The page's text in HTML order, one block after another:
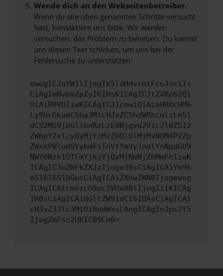
Wende dich an den Webseitenbetreiber.
Wenn du alle oben genannten Schritte versucht
hast, kontaktiere uns bitte. Wir werden
versuchen, das Problem zu beheben. Du kannst
uns diesen Text schicken, um uns bei der
Fehlersuche zu unterstützen:
ewogICJuYW1lIjogIk5ldHdvcmtFcnJvciIs
CiAgImNvbmZpZyI6IHsKICAgICJtZXRob2Qi
OiAiR0VUIiwKICAgICJ1cmwiOiAiaHR0cHM6
Ly9hcGkueC5ha3MtcHJvZC5hdWRhcmlzLm5l
dC92MS9jbGllbnRzLzE0Njgvd2Vic2l0ZS12
ZWhpY2xlcy8yMjYzMzZBQlQlMjMxNDM4P2Zp
ZWxkPWludGVybmFsTnVtYmVyJndlYnNpdGU9
NWY0Nzk1OTFmYjkyYjQxMjNmNjZhMmFhIiwK
ICAgICJoZWFkZXJzIjoge30sCiAgICAiYm9k
eSI6IG51bGwsCiAgICAiZXhwZWN0Ijogewog
ICAgICAicmVzcG9uc2VUeXBlIjogIiIKICAg
IH0sCiAgICAidGltZW91dCI6IDAsCiAgICAi
cHJvZ3Jlc3MiOiBudWxsLAogICAgInJpc2t5
IjogZmFsc2UKICB9Cn0=